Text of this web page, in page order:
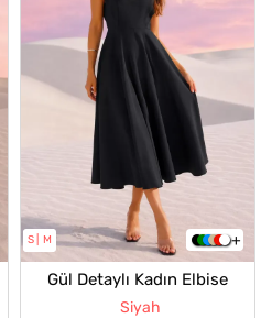
S M
Gül Detaylı Kadın Elbise
Siyah